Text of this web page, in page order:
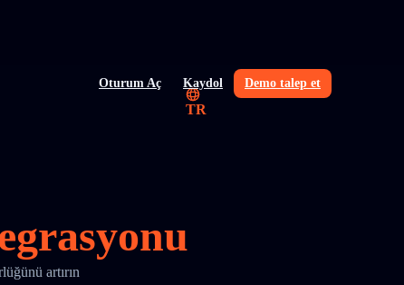
Oturum Aç Kaydol Demo talep et
TR
artırın